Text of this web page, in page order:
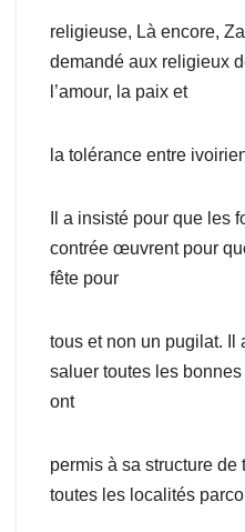
religieuse, Là encore,
demandé aux religieux
l’amour, la paix et
la tolérance entre
Il a insisté pour que les
contrée œuvrent pour
fête pour
tous et non un pugilat. Il
saluer toutes les
ont
permis à sa structure
toutes les localités